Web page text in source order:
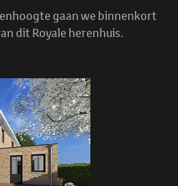
gaan we binnenkort
dit Royale herenhuis.